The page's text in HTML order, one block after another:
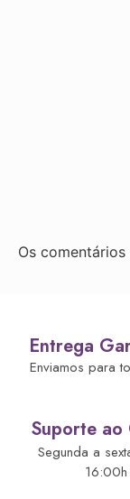
Os
Entrega
Enviamos para
Suporte ao
Segunda a
16:00h